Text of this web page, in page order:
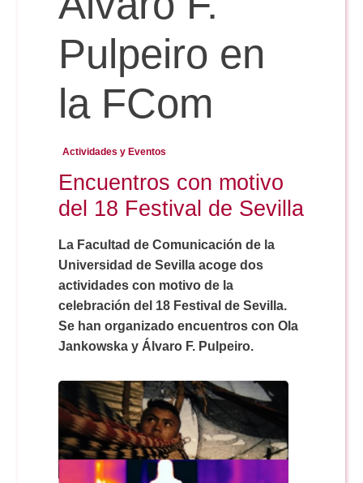
Reservas
Calendario Lectivo
Periodismo
Publicidad y RR.PP
Publicidad y RR.PP
Doble Grado PER/CAV
#miTFG
#YoPractico
Boletines
Pulpeiro en
la FCom
Actividades y Eventos
Encuentros con motivo
del 18 Festival de Sevilla
La Facultad de Comunicación de la
Universidad de Sevilla acoge dos
actividades con motivo de la
celebración del 18 Festival de Sevilla.
Se han organizado encuentros con Ola
Jankowska y Álvaro F. Pulpeiro.